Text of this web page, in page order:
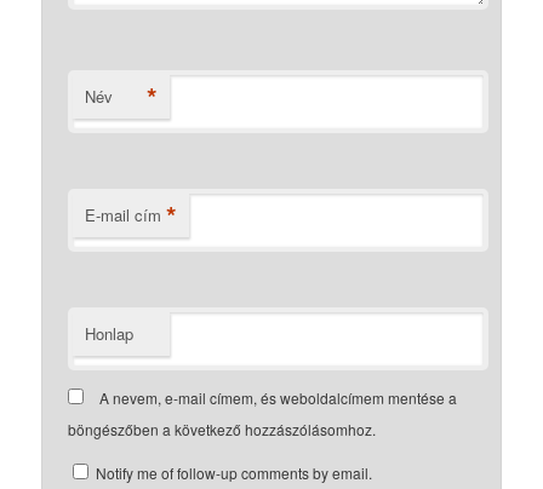
Név *
E-mail cím *
Honlap
A nevem, e-mail címem, és weboldalcímem mentése a
böngészőben a következő hozzászólásomhoz.
Notify me of follow-up comments by email.